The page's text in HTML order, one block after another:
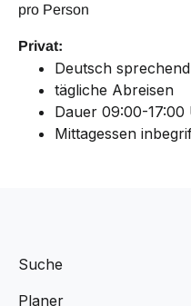
pro Person
Privat:
Deutsch sprechend
tägliche Abreisen
Dauer 09:00-17:00
Mittagessen
Suche
Planer